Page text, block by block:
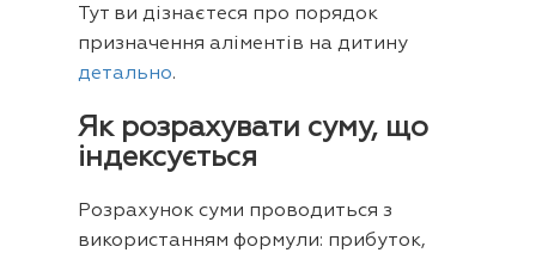
Тут ви дізнаєтеся про порядок
призначення аліментів на дитину
детально.
Як розрахувати суму, що
індексується
Розрахунок суми проводиться з
використанням формули: прибуток,